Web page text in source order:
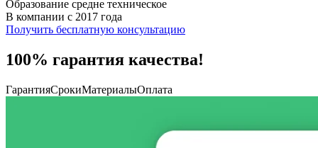
Образование средне техническое
В компании с 2017 года
Получить бесплатную консультацию
100% гарантия качества!
ГарантияСрокиМатериалыОплата